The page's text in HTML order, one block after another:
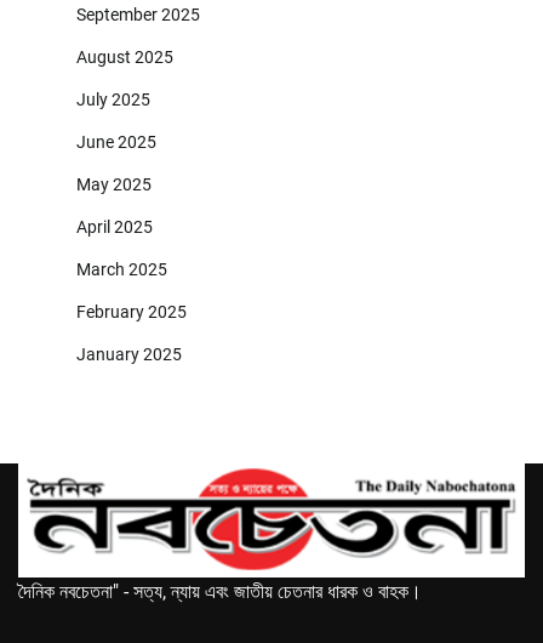
September 2025
August 2025
July 2025
June 2025
May 2025
April 2025
March 2025
February 2025
January 2025
দৈনিক নবচেতনা" - সত্য, ন্যায় এবং জাতীয় চেতনার ধারক ও বাহক।